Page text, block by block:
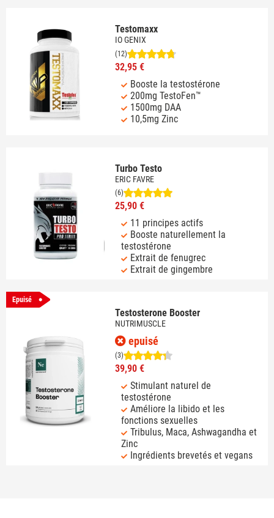
Testomaxx
IO GENIX
(12)
32,95 €
Booste la testostérone
200mg TestoFen™
1500mg DAA
10,5mg Zinc
Turbo Testo
ERIC FAVRE
(6)
25,90 €
11 principes actifs
Booste naturellement la
testostérone
Extrait de fenugrec
Extrait de gingembre
Epuisé
Testosterone Booster
NUTRIMUSCLE
epuisé
(3)
39,90 €
Stimulant naturel de
testostérone
Améliore la libido et les
fonctions sexuelles
Tribulus, Maca, Ashwagandha et
Zinc
Ingrédients brevetés et vegans